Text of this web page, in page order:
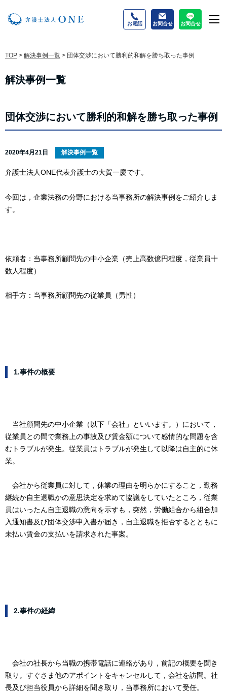
お電話 お問合せ お問合せ
TOP > 解決事例一覧 > 団体交渉において勝利的和解を勝ち取った事例
解決事例一覧
団体交渉において勝利的和解を勝ち取った事例
2020年4月21日 解決事例一覧
弁護士法人ONE代表弁護士の大賀一慶です。
今回は，企業法務の分野における当事務所の解決事例をご紹介しま
す。
依頼者：当事務所顧問先の中小企業（売上高数億円程度，従業員十
数人程度）
相手方：当事務所顧問先の従業員（男性）
1.事件の概要
当社顧問先の中小企業（以下「会社」といいます。）において，
従業員との間で業務上の事故及び賃金額について感情的な問題を含
むトラブルが発生。従業員はトラブルが発生して以降は自主的に休
業。
会社から従業員に対して，休業の理由を明らかにすること，勤務
継続か自主退職かの意思決定を求めて協議をしていたところ，従業
員はいったん自主退職の意向を示すも，突然，労働組合から組合加
入通知書及び団体交渉申入書が届き，自主退職を拒否するとともに
未払い賃金の支払いを請求された事案。
2.事件の経緯
会社の社長から当職の携帯電話に連絡があり，前記の概要を聞き
取り。すぐさま他のアポイントをキャンセルして，会社を訪問。社
長及び担当役員から詳細を聞き取り，当事務所において受任。